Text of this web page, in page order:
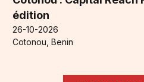
édition
26-10-2026
Cotonou, Benin